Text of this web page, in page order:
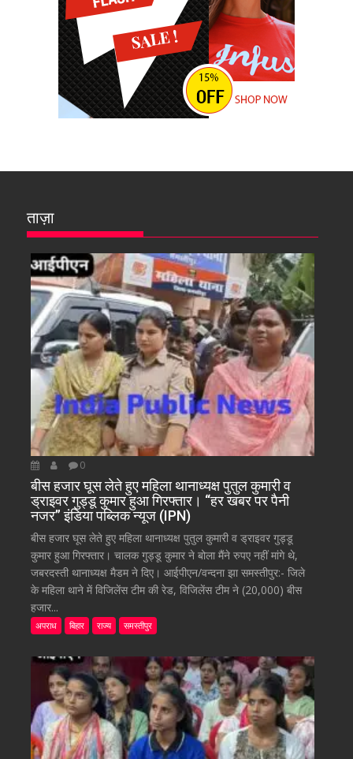
ताज़ा
0
बीस हजार घूस लेते हुए महिला थानाध्यक्ष पुतुल कुमारी व
ड्राइवर गुड्डू कुमार हुआ गिरफ्तार। “हर खबर पर पैनी
नजर” इंडिया पब्लिक न्यूज (IPN)
बीस हजार घूस लेते हुए महिला थानाध्यक्ष पुतुल कुमारी व ड्राइवर गुड्डू
कुमार हुआ गिरफ्तार। चालक गुड्डू कुमार ने बोला मैंने रुपए नहीं मांगे थे,
जबरदस्ती थानाध्यक्ष मैडम ने दिए। आईपीएन/वन्दना झा समस्तीपुर:- जिले
के महिला थाने में विजिलेंस टीम की रेड, विजिलेंस टीम ने (20,000) बीस
हजार...
अपराध बिहार राज्य समस्तीपुर